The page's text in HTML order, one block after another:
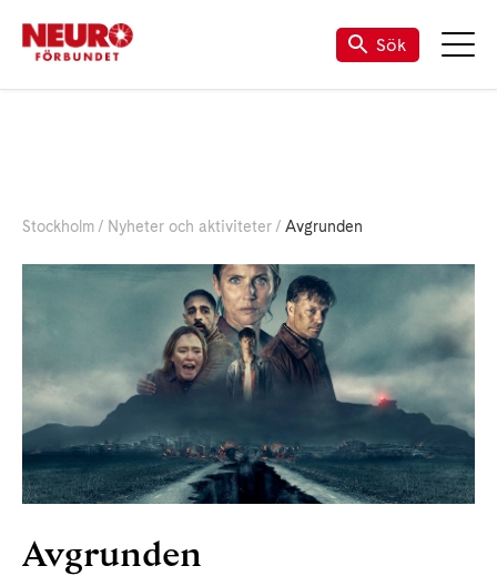
Sök
Stockholm Nyheter och aktiviteter Avgrunden
Avgrunden